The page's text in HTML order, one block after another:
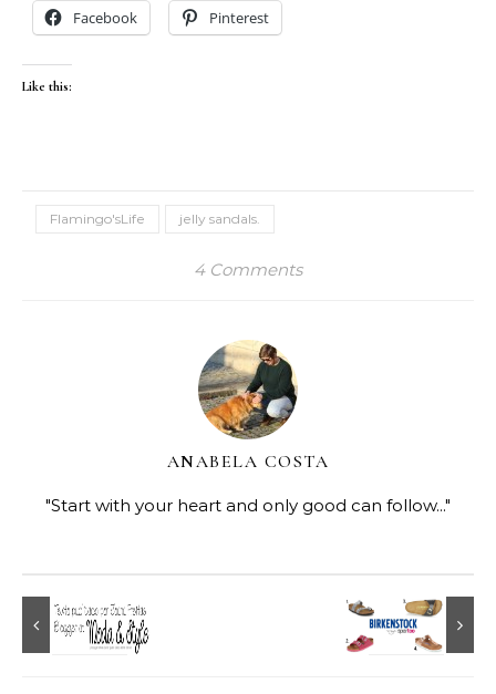
Facebook Pinterest
Like this:
Flamingo'sLife jelly sandals.
4 Comments
ANABELA COSTA
"Start with your heart and only good can follow..."